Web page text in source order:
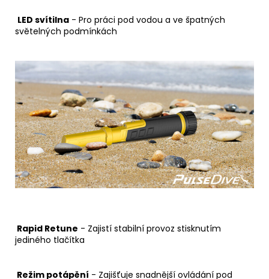
LED svítilna - Pro práci pod vodou a ve špatných
světelných podmínkách
Rapid Retune - Zajistí stabilní provoz stisknutím
jediného tlačítka
Režim potápění - Zajišťuje snadnější ovládání pod